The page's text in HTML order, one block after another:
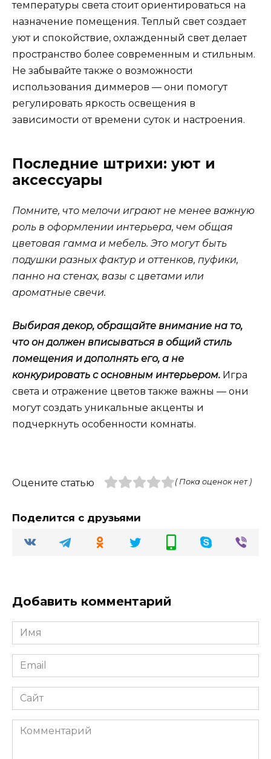
температуры света стоит ориентироваться на
назначение помещения. Теплый свет создает
уют и спокойствие, охлажденный свет делает
пространство более современным и стильным.
Не забывайте также о возможности
использования диммеров — они помогут
регулировать яркость освещения в
зависимости от времени суток и настроения.
Последние штрихи: уют и
аксессуары
Помните, что мелочи играют не менее важную
роль в оформлении интерьера, чем общая
цветовая гамма и мебель. Это могут быть
подушки разных фактур и оттенков, пуфики,
панно на стенах, вазы с цветами или
ароматные свечи.
Выбирая декор, обращайте внимание на то,
что он должен вписываться в общий стиль
помещения и дополнять его, а не
конкурировать с основным интерьером. Игра
света и отражение цветов также важны — они
могут создать уникальные акценты и
подчеркнуть особенности комнаты.
Оцените статью ( Пока оценок нет )
Поделится с друзьями
Добавить комментарий
Имя
Email
Сайт
Комментарий